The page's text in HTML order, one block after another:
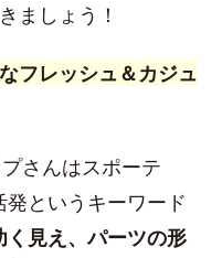
ましょう！
フレッシュ＆カジュ
さんはスポーテ
というキーワード
く見え、パーツの形